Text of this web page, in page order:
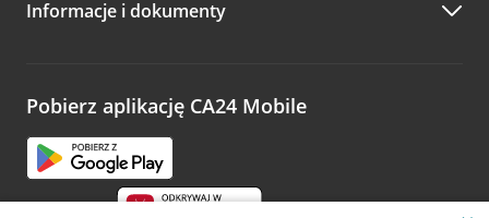
Zachęcamy do podzielenia się z nami opinią o wizycie.
opinie.
Informacje i dokumenty
Pobierz aplikację CA24 Mobile